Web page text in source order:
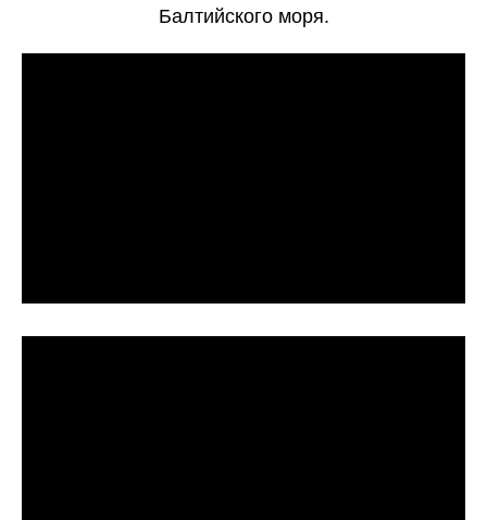
Балтийского моря.